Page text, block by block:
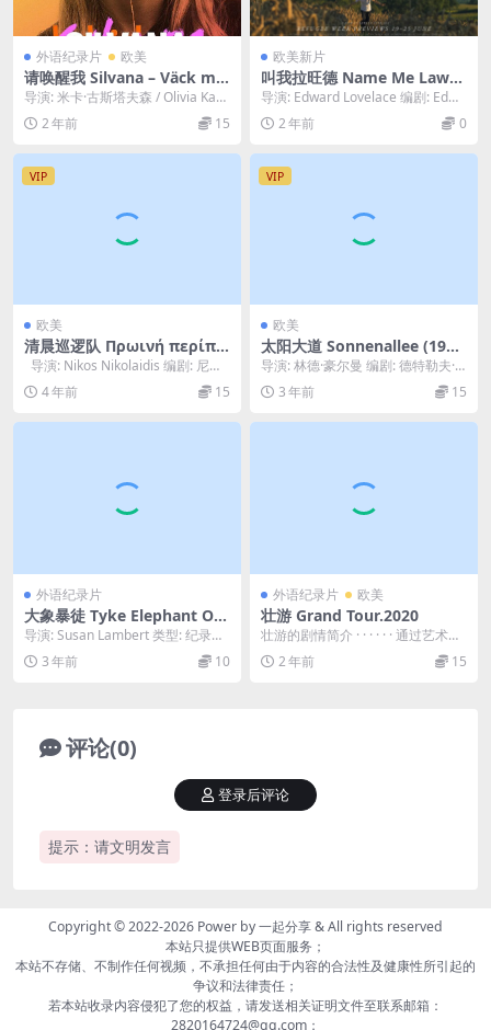
外语纪录片 欧美
请唤醒我 Silvana – Väck mig
när ni vaknat (2017)
导演: 米卡·古斯塔夫森 / Olivia Kast
ebring / Chris...
2 年前 15
欧美新片
叫我拉旺德 Name Me Lawa
nd (2022)
导演: Edward Lovelace 编剧: Edwa
rd Lovelace ...
2 年前 0
VIP
欧美
清晨巡逻队 Πρωινή περίπο
λος (1987)
导演: Nikos Nikolaidis 编剧: 尼科
斯·尼克莱迪...
4 年前 15
VIP
欧美
太阳大道 Sonnenallee (199
9)
导演: 林德·豪尔曼 编剧: 德特勒夫·
布克 / 林德·豪尔曼 主演: Alex...
3 年前 15
外语纪录片
大象暴徒 Tyke Elephant Out
law (2015)
导演: Susan Lambert 类型: 纪录片
制片国家/地区: 美国 语言...
3 年前 10
外语纪录片 欧美
壮游 Grand Tour.2020
壮游的剧情简介 · · · · · · 通过艺术
家、文人、贵族、富人的见证，我
们...2 年前 15
评论(0)
提示：请文明发言
登录后评论
Copyright © 2022-2026 Power by一起分享& All rights reserved
本站只提供WEB页面服务；
本站不存储、不制作任何视频，不承担任何由于内容的合法性及健康性所引起的
争议和法律责任；
若本站收录内容侵犯了您的权益，请发送相关证明文件至联系邮箱：
2820164724@qq.com；